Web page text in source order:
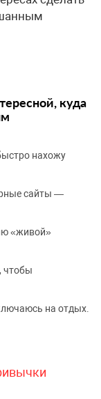
куда
нахожу
сайты —
«живой»
чтобы
на отдых.